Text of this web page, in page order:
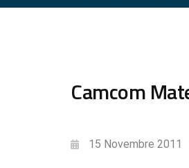
Camcom
15 Novembre 2011